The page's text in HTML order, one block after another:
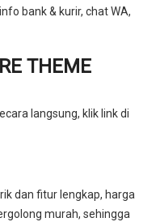
bank & kurir, chat WA,
THEME
langsung, klik link di
dan fitur lengkap, harga
murah, sehingga